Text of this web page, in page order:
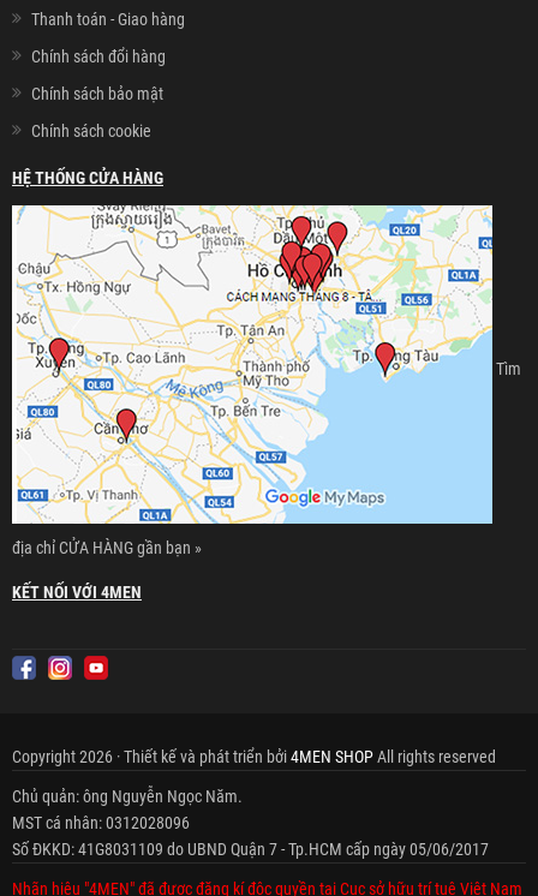
Thanh toán - Giao hàng
Chính sách đổi hàng
Chính sách bảo mật
Chính sách cookie
HỆ THỐNG CỬA HÀNG
Tìm
địa chỉ CỬA HÀNG gần bạn »
KẾT NỐI VỚI 4MEN
Copyright 2026 · Thiết kế và phát triển bởi4MEN SHOPAll rights reserved
Chủ quản: ông Nguyễn Ngọc Năm.
MST cá nhân: 0312028096
Số ĐKKD: 41G8031109 do UBND Quận 7 - Tp.HCM cấp ngày 05/06/2017
Nhãn hiệu "4MEN" đã được đăng kí độc quyền tại Cục sở hữu trí tuệ Việt Nam